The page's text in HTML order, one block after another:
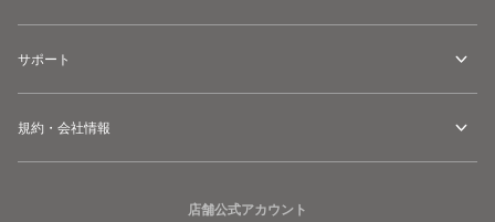
サポート
規約・会社情報
店舗公式アカウント